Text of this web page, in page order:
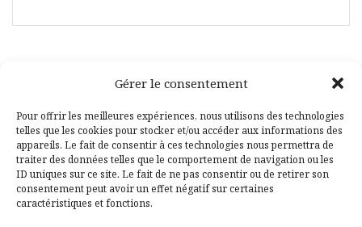
Gérer le consentement
Pour offrir les meilleures expériences, nous utilisons des technologies
telles que les cookies pour stocker et/ou accéder aux informations des
appareils. Le fait de consentir à ces technologies nous permettra de
traiter des données telles que le comportement de navigation ou les
ID uniques sur ce site. Le fait de ne pas consentir ou de retirer son
consentement peut avoir un effet négatif sur certaines
caractéristiques et fonctions.
Facebook
Pinterest